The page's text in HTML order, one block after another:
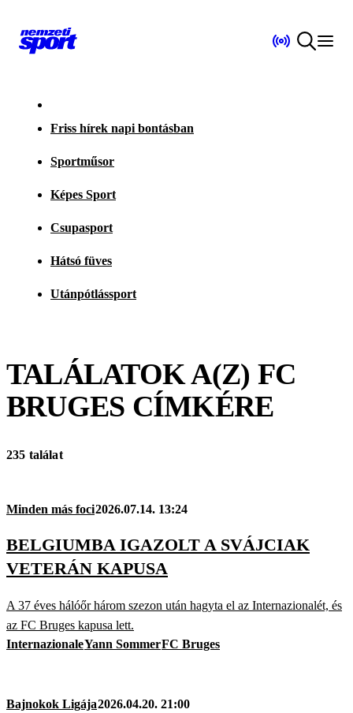
Friss hírek napi bontásban
Sportműsor
Képes Sport
Csupasport
Hátsó füves
Utánpótlássport
TALÁLATOK A(Z) FC
BRUGES CÍMKÉRE
235 találat
Minden más foci2026.07.14. 13:24
BELGIUMBA IGAZOLT A SVÁJCIAK
VETERÁN KAPUSA
A 37 éves hálóőr három szezon után hagyta el az Internazionalét, és
az FC Bruges kapusa lett.
InternazionaleYann SommerFC Bruges
Bajnokok Ligája2026.04.20. 21:00